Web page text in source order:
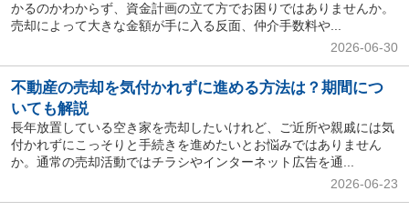
かるのかわからず、資金計画の立て方でお困りではありませんか。
売却によって大きな金額が手に入る反面、仲介手数料や...
2026-06-30
不動産の売却を気付かれずに進める方法は？期間につ
いても解説
長年放置している空き家を売却したいけれど、ご近所や親戚には気
付かれずにこっそりと手続きを進めたいとお悩みではありません
か。通常の売却活動ではチラシやインターネット広告を通...
2026-06-23